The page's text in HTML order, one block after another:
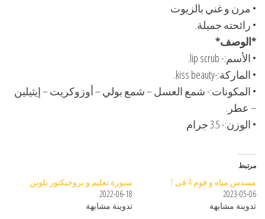
• مرن و غني بالزيوت
• رائحته جميلة.
*الوصف*
• الأسم:- lip scrub.
• الماركة:-kiss beauty.
• المكونات:- شمع العسل – شمع بولي – أوزوكريت – إيثيلين
– عطر.
• الوزن:- 3.5 جرام.
مرتبط
مسدس مياه و فوم 4 فى 1
2023-05-06
تدوينة مشابهة
سبورة تعليم و بروجيكتور تلوين
2022-06-18
تدوينة مشابهة